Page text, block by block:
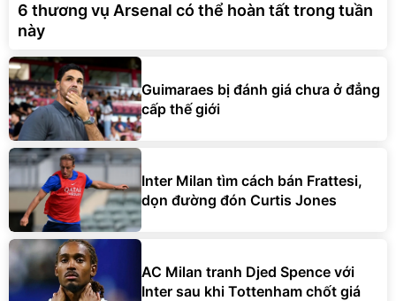
6 thương vụ Arsenal có thể hoàn tất trong tuần
này
Guimaraes bị đánh giá chưa ở đẳng
cấp thế giới
Inter Milan tìm cách bán Frattesi,
dọn đường đón Curtis Jones
AC Milan tranh Djed Spence với
Inter sau khi Tottenham chốt giá